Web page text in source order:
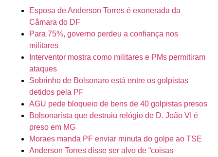
Esposa de Anderson Torres é exonerada da
Câmara do DF
Para 75%, governo perdeu a confiança nos
militares
Interventor mostra como militares e PMs permitiram
ataques
Sobrinho de Bolsonaro está entre os golpistas
detidos pela PF
AGU pede bloqueio de bens de 40 golpistas presos
Bolsonarista que destruiu relógio de D. João VI é
preso em MG
Moraes manda PF enviar minuta do golpe ao TSE
Anderson Torres disse ser alvo de “coisas